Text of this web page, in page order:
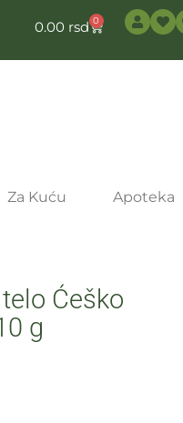
0.00 rsd 0
Za Kuću Apoteka
Ćeško
g